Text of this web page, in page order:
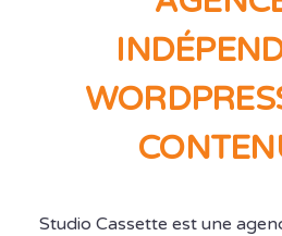
Studio Cassette est une